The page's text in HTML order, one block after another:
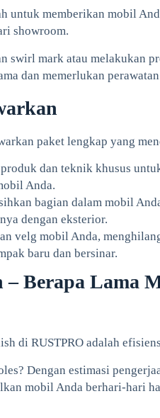
untuk memberikan mobil
showroom.
swirl mark atau melakukan
dan memerlukan
paket lengkap yang
dan teknik khusus
Anda.
bagian dalam mobil
dengan eksterior.
velg mobil Anda,
baru dan bersinar.
– Berapa Lama
di RUSTPRO adalah
Dengan estimasi
mobil Anda berhari-hari